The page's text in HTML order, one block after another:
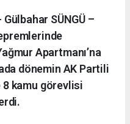
SÜNGÜ –
Apartmanı’na
dönemin AK Partili
kamu görevlisi